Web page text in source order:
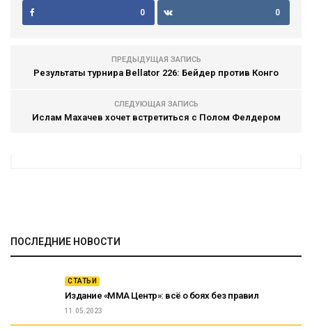
0 0
ПРЕДЫДУЩАЯ ЗАПИСЬ
Результаты турнира Bellator 226: Бейдер против Конго
СЛЕДУЮЩАЯ ЗАПИСЬ
Ислам Махачев хочет встретиться с Полом Фелдером
ПОСЛЕДНИЕ НОВОСТИ
СТАТЬИ
Издание «ММА Центр»: всё о боях без правил
11.05.2023